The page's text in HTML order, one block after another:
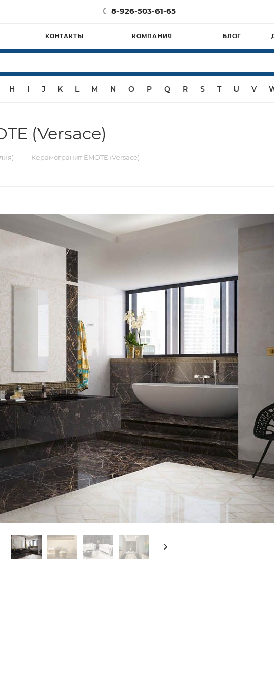
8-926-503-61-65
КОНТАКТЫ КОМПАНИЯ БЛОГ
H I J K L M N O P Q R S T U V
(Versace)
— Керамогранит EMOTE (Versace)